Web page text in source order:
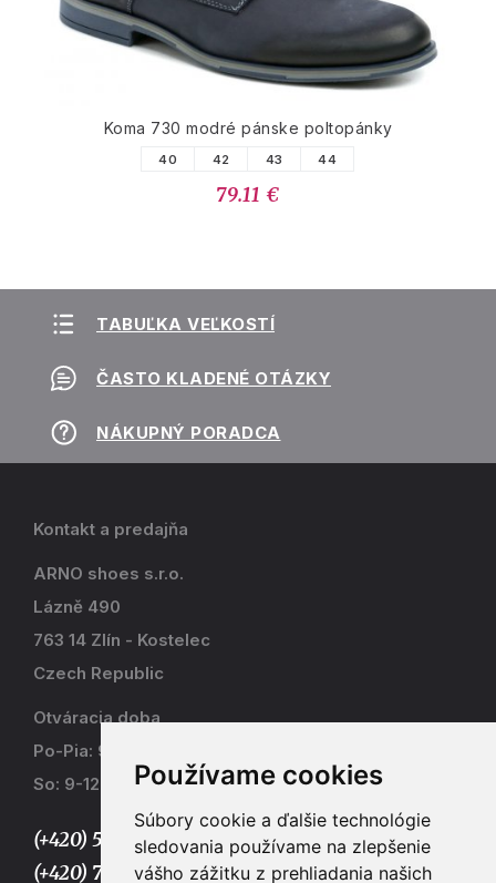
Používame cookies
Súbory cookie a ďalšie technológie
sledovania používame na zlepšenie
vášho zážitku z prehliadania našich
Koma 730 modré pánske poltopánky
40 42 43 44
79.11 €
TABUĽKA VEĽKOSTÍ
ČASTO KLADENÉ OTÁZKY
NÁKUPNÝ PORADCA
Kontakt a predajňa
ARNO shoes s.r.o.
Lázně 490
763 14 Zlín - Kostelec
Czech Republic
Otváracia doba
Po-Pia: 9-17
So: 9-12
(+420) 577 915 036,
(+420) 773 667 390